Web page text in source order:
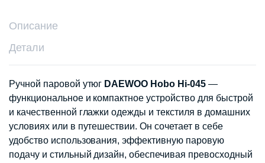
Описание
Детали
Ручной паровой утюг DAEWOO Hobo Hi-045—
функциональное и компактное устройство для быстрой
и качественной глажки одежды и текстиля в домашних
условиях или в путешествии. Он сочетает в себе
удобство использования, эффективную паровую
подачу и стильный дизайн, обеспечивая превосходный